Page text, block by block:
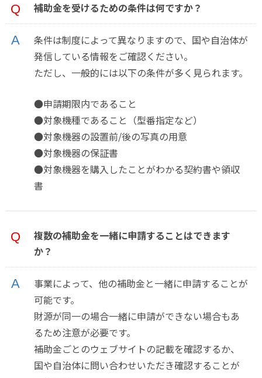
補助金を受けるための条件は何ですか？
条件は制度によって異なりますので、国や自治体が
発信している情報をご確認ください。
ただし、一般的には以下の条件が多く見られます。
●申請期限内であること
●対象機種であること（型番指定など）
●対象機器の設置前/後の写真の用意
●対象機器の保証書
●対象機器を購入したことがわかる契約書や領収
書
複数の補助金を一緒に申請することはできます
か？
事業によって、他の補助金と一緒に申請することが
可能です。
財源が同一の場合一緒に申請ができない場合もあ
るため注意が必要です。
補助金ごとのウェブサイトの記載を確認するか、
国や自治体に問い合わせいただき確認することが